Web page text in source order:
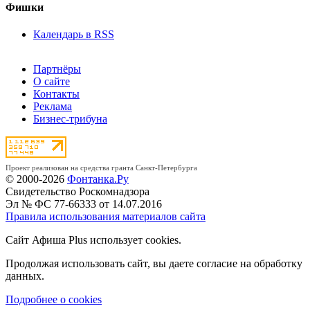
Фишки
Календарь в RSS
Партнёры
О сайте
Контакты
Реклама
Бизнес-трибуна
Проект реализован на средства гранта Санкт-Петербурга
© 2000-2026 Фонтанка.Ру
Свидетельство Роскомнадзора
Эл № ФС 77-66333 от 14.07.2016
Правила использования материалов сайта
Сайт Афиша Plus использует cookies.
Продолжая использовать сайт, вы даете согласие на обработку
данных.
Подробнее о cookies